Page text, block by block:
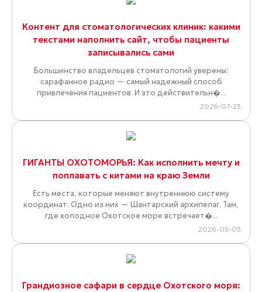
Контент для стоматологических клиник: какими
текстами наполнить сайт, чтобы пациенты
записывались сами
Большинство владельцев стоматологий уверены:
сарафанное радио — самый надежный способ
привлечения пациентов. И это действительн�...
2026-07-23
ГИГАНТЫ ОХОТОМОРЬЯ: Как исполнить мечту и
поплавать с китами на краю Земли
Есть места, которые меняют внутреннюю систему
координат. Одно из них — Шантарский архипелаг. Там,
где холодное Охотское море встречает�...
2026-05-03
Грандиозное сафари в сердце Охотского моря: